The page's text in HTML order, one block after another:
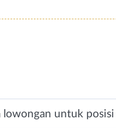
lowongan untuk